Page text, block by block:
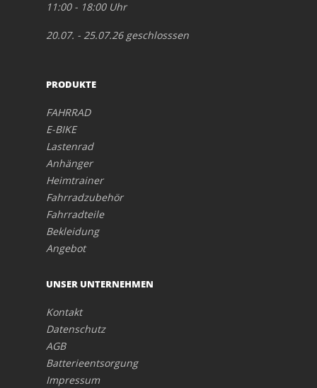
11:00 - 18:00 Uhr
20.07. - 25.07.26 geschlosssen
PRODUKTE
FAHRRAD
E-BIKE
Lastenrad
Anhänger
Heimtrainer
Fahrradzubehör
Fahrradteile
Bekleidung
Angebot
UNSER UNTERNEHMEN
Kontakt
Datenschutz
AGB
Batterieentsorgung
Impressum